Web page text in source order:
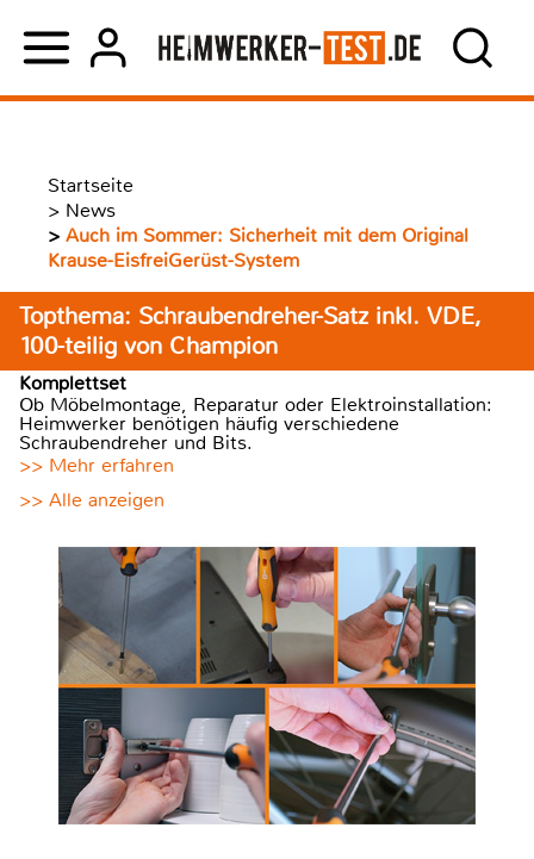
Startseite
> News
> Auch im Sommer: Sicherheit mit dem Original
Krause-EisfreiGerüst-System
Topthema: Schraubendreher-Satz inkl. VDE,
100-teilig von Champion
Komplettset
Ob Möbelmontage, Reparatur oder Elektroinstallation:
Heimwerker benötigen häufig verschiedene
Schraubendreher und Bits.
>> Mehr erfahren
>> Alle anzeigen